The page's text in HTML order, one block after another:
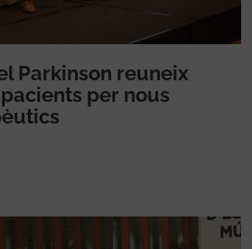
Parkinson reuneix
per nous